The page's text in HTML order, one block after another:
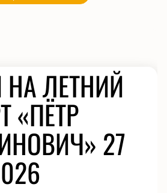
ЛЕТНИЙ
«ПЁТР
27